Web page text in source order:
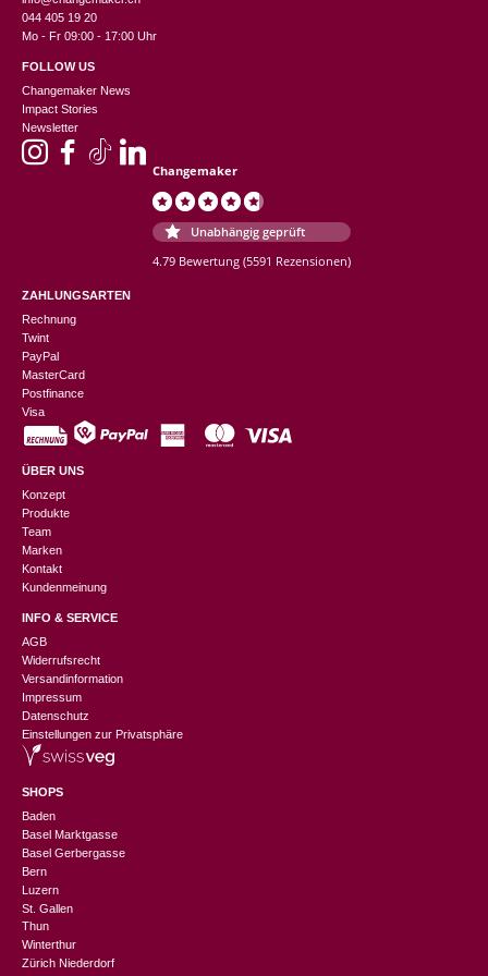
044 405 19 20
Mo - Fr 09:00 - 17:00 Uhr
FOLLOW US
Changemaker News
Impact Stories
Newsletter
Changemaker
Unabhängig geprüft
4.79 Bewertung (5591 Rezensionen)
ZAHLUNGSARTEN
Rechnung
Twint
PayPal
MasterCard
Postfinance
Visa
ÜBER UNS
Konzept
Produkte
Team
Marken
Kontakt
Kundenmeinung
INFO & SERVICE
AGB
Widerrufsrecht
Versandinformation
Impressum
Datenschutz
Einstellungen zur Privatsphäre
SHOPS
Baden
Basel Marktgasse
Basel Gerbergasse
Bern
Luzern
St. Gallen
Thun
Winterthur
Zürich Niederdorf